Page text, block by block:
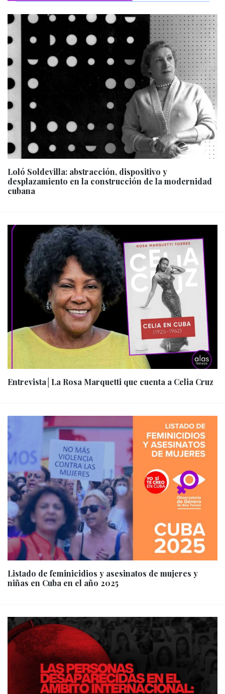
Loló Soldevilla: abstracción, dispositivo y
desplazamiento en la construcción de la modernidad
cubana
Entrevista│La Rosa Marquetti que cuenta a Celia Cruz
Listado de feminicidios y asesinatos de mujeres y
niñas en Cuba en el año 2025